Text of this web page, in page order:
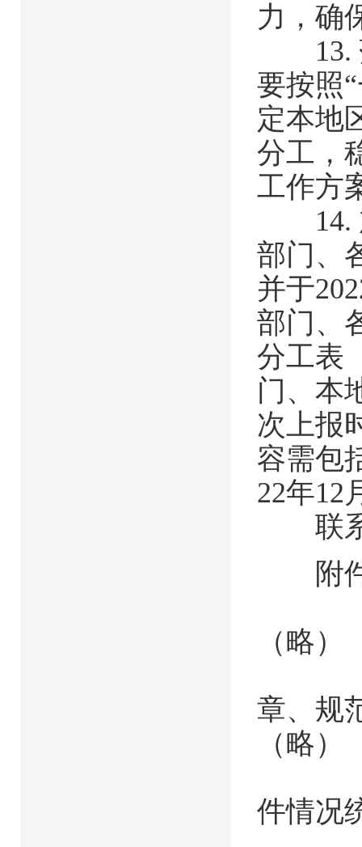
力，确
13.
要按照
定本地
分工，
工作方
14.
部门、
并于
部门、
分工表
门、本
次上报
容需包
22年12
联系
附件
（略）
章、规
（略）
件情况